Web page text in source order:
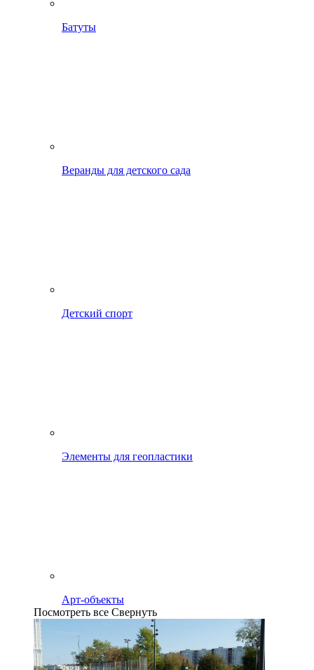
Батуты
Веранды для детского сада
Детский спорт
Элементы для геопластики
Арт-объекты
Посмотреть все Свернуть